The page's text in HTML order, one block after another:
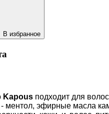
В избранное
Kapous подходит для
- ментол, эфирные масла